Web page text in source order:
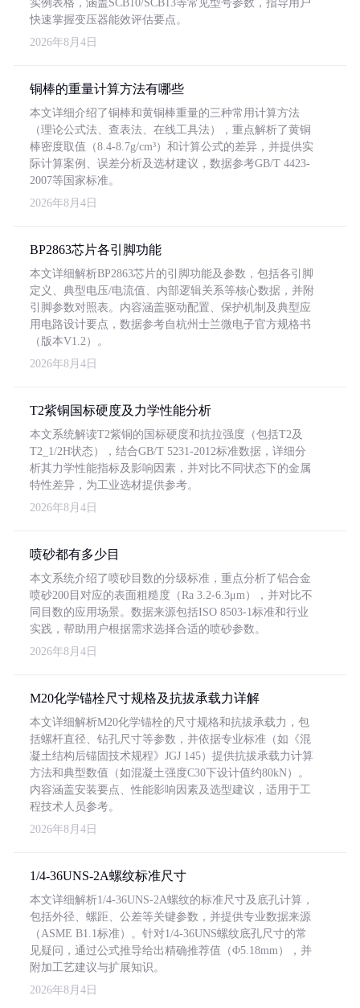
实例表格，涵盖SCB10/SCB13等常见型号参数，指导用户
快速掌握变压器能效评估要点。
2026年8月4日
铜棒的重量计算方法有哪些
本文详细介绍了铜棒和黄铜棒重量的三种常用计算方法
（理论公式法、查表法、在线工具法），重点解析了黄铜
棒密度取值（8.4-8.7g/cm³）和计算公式的差异，并提供实
际计算案例、误差分析及选材建议，数据参考GB/T 4423-
2007等国家标准。
2026年8月4日
BP2863芯片各引脚功能
本文详细解析BP2863芯片的引脚功能及参数，包括各引脚
定义、典型电压/电流值、内部逻辑关系等核心数据，并附
引脚参数对照表。内容涵盖驱动配置、保护机制及典型应
用电路设计要点，数据参考自杭州士兰微电子官方规格书
（版本V1.2）。
2026年8月4日
T2紫铜国标硬度及力学性能分析
本文系统解读T2紫铜的国标硬度和抗拉强度（包括T2及
T2_1/2H状态），结合GB/T 5231-2012标准数据，详细分
析其力学性能指标及影响因素，并对比不同状态下的金属
特性差异，为工业选材提供参考。
2026年8月4日
喷砂都有多少目
本文系统介绍了喷砂目数的分级标准，重点分析了铝合金
喷砂200目对应的表面粗糙度（Ra 3.2-6.3μm），并对比不
同目数的应用场景。数据来源包括ISO 8503-1标准和行业
实践，帮助用户根据需求选择合适的喷砂参数。
2026年8月4日
M20化学锚栓尺寸规格及抗拔承载力详解
本文详细解析M20化学锚栓的尺寸规格和抗拔承载力，包
括螺杆直径、钻孔尺寸等参数，并依据专业标准（如《混
凝土结构后锚固技术规程》JGJ 145）提供抗拔承载力计算
方法和典型数值（如混凝土强度C30下设计值约80kN）。
内容涵盖安装要点、性能影响因素及选型建议，适用于工
程技术人员参考。
2026年8月4日
1/4-36UNS-2A螺纹标准尺寸
本文详细解析1/4-36UNS-2A螺纹的标准尺寸及底孔计算，
包括外径、螺距、公差等关键参数，并提供专业数据来源
（ASME B1.1标准）。针对1/4-36UNS螺纹底孔尺寸的常
见疑问，通过公式推导给出精确推荐值（Φ5.18mm），并
附加工艺建议与扩展知识。
2026年8月4日